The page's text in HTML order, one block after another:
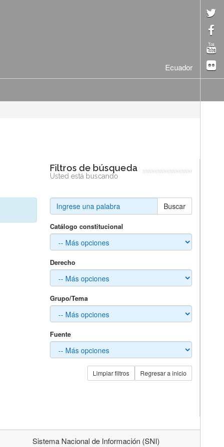
Ecuador
Filtros de búsqueda
Usted está buscando
Buscar
Catálogo constitucional
Derecho
Grupo/Tema
Fuente
Regresar a inicio
Limpiar filtros
Sistema Nacional de Información (SNI)